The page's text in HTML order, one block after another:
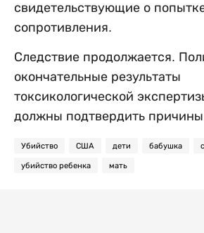
свидетельствующие о
сопротивления.
Следствие продолжается.
окончательные результаты
токсикологической
должны подтвердить
Убийство США дети бабушка
убийство ребенка мать